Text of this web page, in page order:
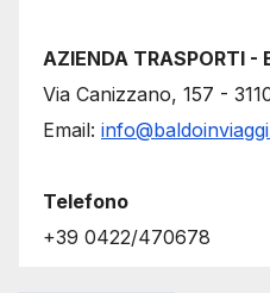
AZIENDA TRASPORTI -
Via Canizzano, 157 -
Email:
Telefono
+39 0422/470678